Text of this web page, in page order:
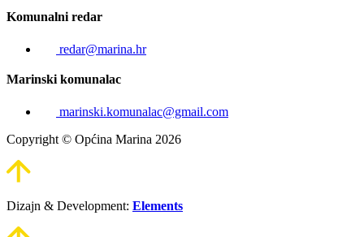
Komunalni redar
redar@marina.hr
Marinski komunalac
marinski.komunalac@gmail.com
Copyright © Općina Marina 2026
Dizajn & Development: Elements